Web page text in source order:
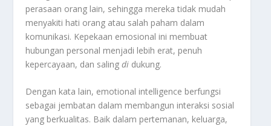
perasaan orang lain, sehingga mereka tidak mudah
menyakiti hati orang atau salah paham dalam
komunikasi. Kepekaan emosional ini membuat
hubungan personal menjadi lebih erat, penuh
kepercayaan, dan salingdi dukung.
Dengan kata lain, emotional intelligence berfungsi
sebagai jembatan dalam membangun interaksi sosial
yang berkualitas. Baik dalam pertemanan, keluarga,